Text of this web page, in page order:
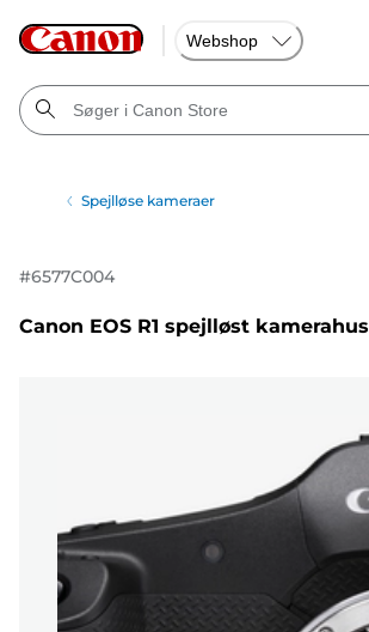
Webshop
Spejlløse kameraer
#6577C004
Canon EOS R1 spejlløst kamerahus